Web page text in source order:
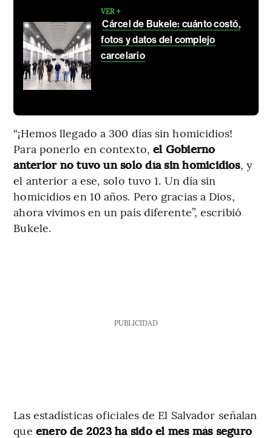
VER +
Cárcel de Bukele: cuánto costó,
fotos y datos del complejo
carcelario
“¡Hemos llegado a 300 días sin homicidios!
Para ponerlo en contexto, el Gobierno
anterior no tuvo un solo día sin homicidios, y
el anterior a ese, solo tuvo 1. Un día sin
homicidios en 10 años. Pero gracias a Dios,
ahora vivimos en un país diferente”, escribió
Bukele.
PUBLICIDAD
Las estadísticas oficiales de El Salvador señalan
que enero de 2023 ha sido el mes más seguro